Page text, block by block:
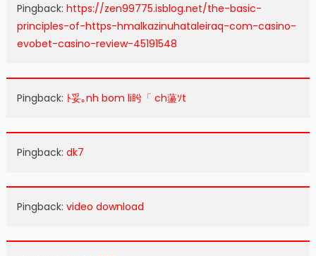
Pingback: https://zen99775.isblog.net/the-basic-
principles-of-https-hmalkazinuhataleiraq-com-casino-
evobet-casino-review-45191548
Pingback: ﾄ妥｡nh bom li盻「 ch蘯ｿt
Pingback: dk7
Pingback: video download